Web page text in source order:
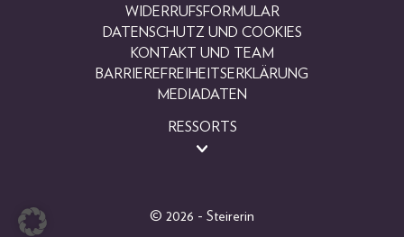
WIDERRUFSFORMULAR
DATENSCHUTZ UND COOKIES
KONTAKT UND TEAM
BARRIEREFREIHEITSERKLÄRUNG
MEDIADATEN
RESSORTS
© 2026 - Steirerin